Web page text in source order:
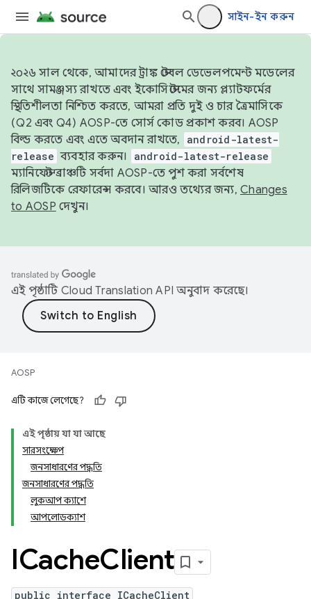
সাইন-ইন করুন
২০২৬ সাল থেকে, আমাদের ট্রাঙ্ক স্টেবল ডেভেলপমেন্ট মডেলের
সাথে সামঞ্জস্য রাখতে এবং ইকোসিস্টেমের জন্য প্ল্যাটফর্মের
স্থিতিশীলতা নিশ্চিত করতে, আমরা প্রতি দুই ও চার ত্রৈমাসিকে
(Q2 এবং Q4) AOSP-তে সোর্স কোড প্রকাশ করব। AOSP
বিল্ড করতে এবং এতে অবদান রাখতে,
android-latest-
release ব্যবহার করুন। android-latest-release
ম্যানিফেস্ট ব্রাঞ্চটি সর্বদা AOSP-তে পুশ করা সর্বশেষ
রিলিজটিকে রেফারেন্স করবে। আরও তথ্যের জন্য, Changes
to AOSP দেখুন।
এই পৃষ্ঠাটি Cloud Translation API অনুবাদ করেছে।
AOSP
এটি কাজে লেগেছে?
এই পৃষ্ঠায় যা যা আছে
সারসংক্ষেপ
জনসাধারণের পদ্ধতি
জনসাধারণের পদ্ধতি
লুকআপ ক্যাশে
আপলোডক্যাশ
ICacheClient
public interface ICacheClient